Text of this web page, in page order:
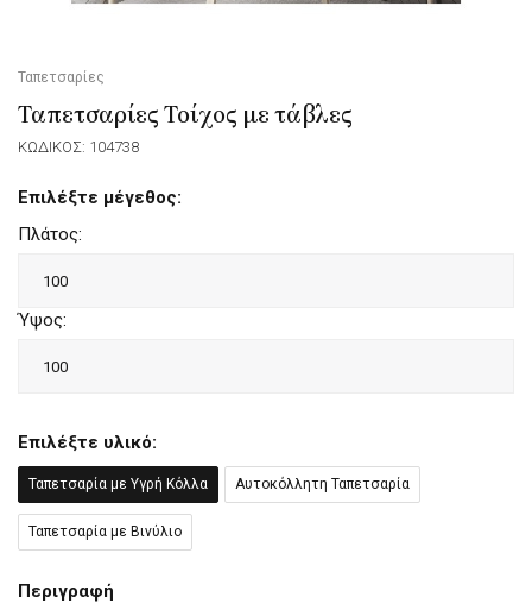
Ταπετσαρίες
Ταπετσαρίες Τοίχος με τάβλες
ΚΩΔΙΚΟΣ: 104738
Επιλέξτε μέγεθος:
Πλάτος:
Ύψος:
Επιλέξτε υλικό:
Ταπετσαρία με Υγρή Κόλλα Αυτοκόλλητη Ταπετσαρία
Ταπετσαρία με Βινύλιο
Περιγραφή